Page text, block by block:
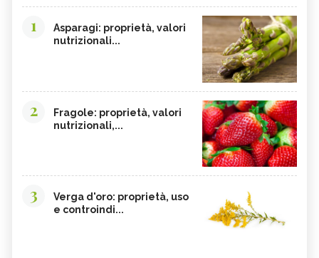
1
Asparagi: proprietà, valori
nutrizionali...
2
Fragole: proprietà, valori
nutrizionali,...
3
Verga d'oro: proprietà, uso
e controindi...